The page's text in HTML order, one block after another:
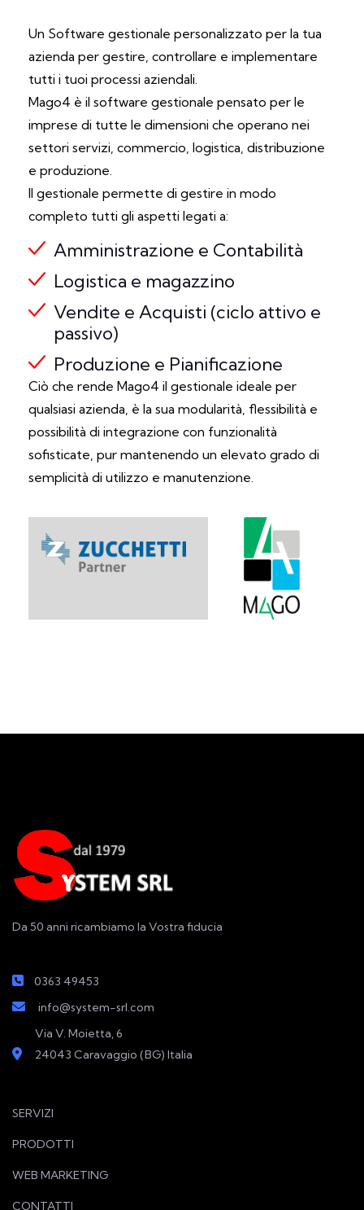
Un Software gestionale personalizzato per la tua
azienda per gestire, controllare e implementare
tutti i tuoi processi aziendali.
Mago4 è il software gestionale pensato per le
imprese di tutte le dimensioni che operano nei
settori servizi, commercio, logistica, distribuzione
e produzione.
Il gestionale permette di gestire in modo
completo tutti gli aspetti legati a:
Amministrazione e Contabilità
Logistica e magazzino
Vendite e Acquisti (ciclo attivo e
passivo)
Produzione e Pianificazione
Ciò che rende Mago4 il gestionale ideale per
qualsiasi azienda, è la sua modularità, flessibilità e
possibilità di integrazione con funzionalità
sofisticate, pur mantenendo un elevato grado di
semplicità di utilizzo e manutenzione.
Da 50 anni ricambiamo la Vostra fiducia
0363 49453
info@system-srl.com
Via V. Moietta, 6
24043 Caravaggio (BG) Italia
SERVIZI
PRODOTTI
WEB MARKETING
CONTATTI